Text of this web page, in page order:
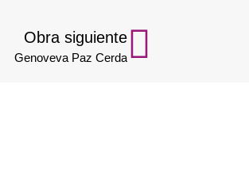
Obra siguiente
Genoveva Paz Cerda